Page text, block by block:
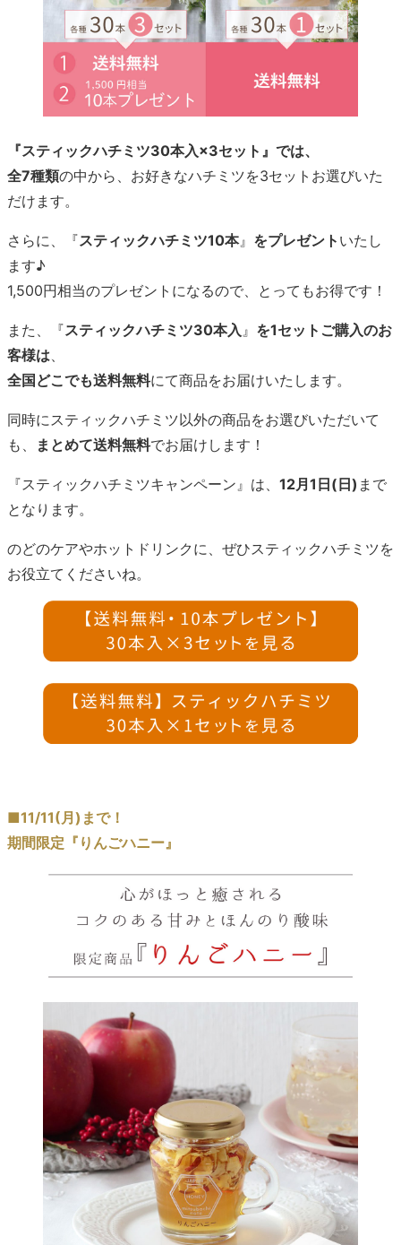
『スティックハチミツ30本入×3セット』では、
全7種類の中から、お好きなハチミツを3セットお選びいた
だけます。
さらに、『スティックハチミツ10本』 をプレゼント いたし
ます♪
1,500円相当のプレゼントになるので、とってもお得です！
また、『スティックハチミツ30本入』 を1セットご購入のお
客様は、
全国どこでも送料無料にて商品をお届けいたします。
同時にスティックハチミツ以外の商品をお選びいただいて
も、
まとめて送料無料でお届けします！
『スティックハチミツキャンペーン』は、 12月1日(日) まで
となります。
のどのケアやホットドリンクに、ぜひスティックハチミツを
お役立てくださいね。
■11/11(月)まで！
期間限定『りんごハニー』